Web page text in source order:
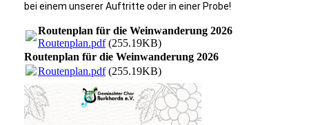
bei einem unserer Auftritte oder in einer Probe!
Routenplan für die Weinwanderung 2026
Routenplan.pdf(255.19KB)
Routenplan für die Weinwanderung 2026
Routenplan.pdf(255.19KB)